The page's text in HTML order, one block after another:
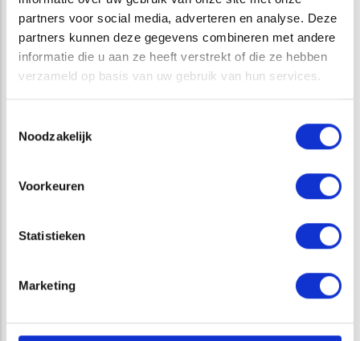
partners voor social media, adverteren en analyse. Deze
partners kunnen deze gegevens combineren met andere
informatie die u aan ze heeft verstrekt of die ze hebben
verzameld op basis van uw gebruik van hun services.
Noodzakelijk
Voorkeuren
Statistieken
Marketing
Diverse beoordelingsmethoden
Naast het verrichten van hydrobiologisch onderzoek zijn
beoordelingen met de natuurlijke en afgeleide KRW-
beoordelingsmethode kunnen wij dat ook voor u uitvoeren.
Op basis van de resultaten van het onderzoek en de
toestand van waterlichamen en eventuele beheers- en/of
Hydrobiologie uitvoeren of indien gewenst volgens andere